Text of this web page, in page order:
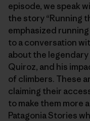
episode, we speak
the story “Running
emphasized
to a conversation
about the legendary
Quiroz, and his
of climbers. These
claiming their
to make them more
Patagonia Stories